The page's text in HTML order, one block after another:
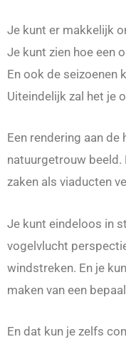
Je kunt er makkelijk
Je kunt zien hoe een
En ook de seizoenen
Uiteindelijk zal het je
Een rendering aan de
natuurgetrouw
zaken als viaducten
Je kunt eindeloos in
vogelvlucht
windstreken. En je
maken van een
En dat kun je zelfs